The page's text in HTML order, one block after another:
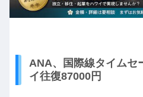
ANA、国際線タイムセ
イ往復87000円